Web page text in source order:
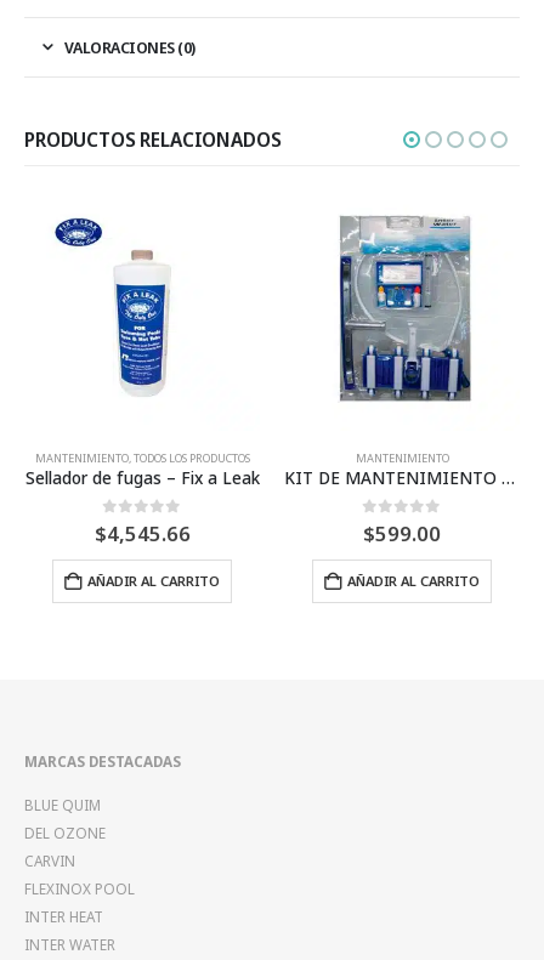
VALORACIONES (0)
PRODUCTOS RELACIONADOS
LOS PRODUCTOS
– Fix a Leak
CARRITO
MANTENIMIENTO
KIT DE MANTENIMIENTO Y BARREDORAS
AÑADIR AL CARRITO AÑADIR AL
MARCAS DESTACADAS
BLUE QUIM
DEL OZONE
CARVIN
FLEXINOX POOL
INTER HEAT
INTER WATER